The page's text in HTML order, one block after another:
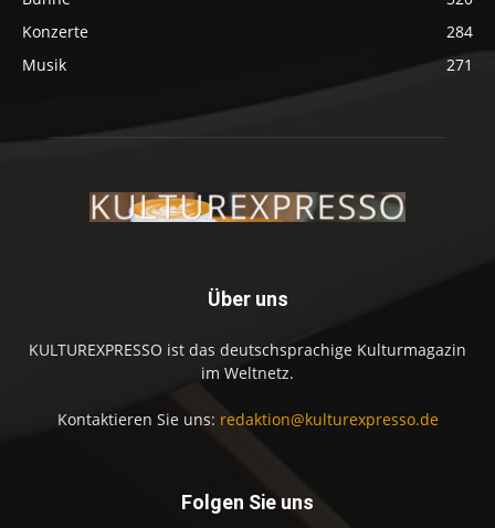
Konzerte
284
Musik
271
Über uns
KULTUREXPRESSO ist das deutschsprachige Kulturmagazin
im Weltnetz.
Kontaktieren Sie uns: redaktion@kulturexpresso.de
Folgen Sie uns